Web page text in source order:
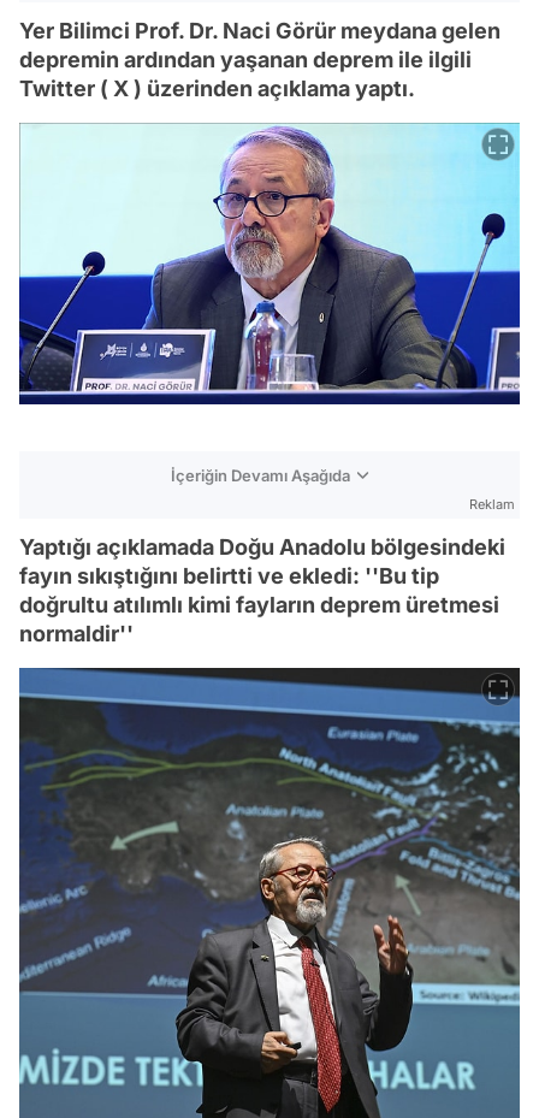
Yer Bilimci Prof. Dr. Naci Görür meydana gelen
depremin ardından yaşanan deprem ile ilgili
Twitter ( X ) üzerinden açıklama yaptı.
İçeriğin Devamı Aşağıda
Reklam
Yaptığı açıklamada Doğu Anadolu bölgesindeki
fayın sıkıştığını belirtti ve ekledi: ''Bu tip
doğrultu atılımlı kimi fayların deprem üretmesi
normaldir''